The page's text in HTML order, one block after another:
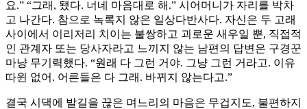
요.” “그래, 됐다. 너네 마음대로 해.” 시어머니가 자리를 박차
고 나간다. 참으로 녹록지 않은 일상다반사다. 자신은 두 고래
사이에서 이리저리 치이는 불쌍하고 괴로운 새우일 뿐, 직접적
인 관계자 또는 당사자라고 느끼지 않는 남편의 답변은 구경꾼
마냥 무기력했다. “원래 다 그런 거야. 그냥 그런 거라고. 이유
따윈 없어. 어른들은 다 그래. 바뀌지 않는다고.”
결국 시댁에 발길을 끊은 며느리의 마음은 무겁지도, 불편하지